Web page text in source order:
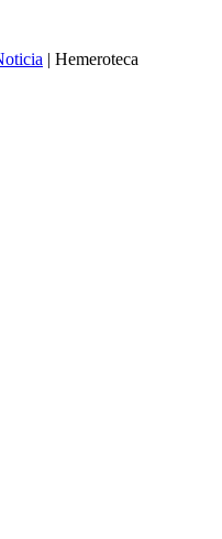
| Hemeroteca